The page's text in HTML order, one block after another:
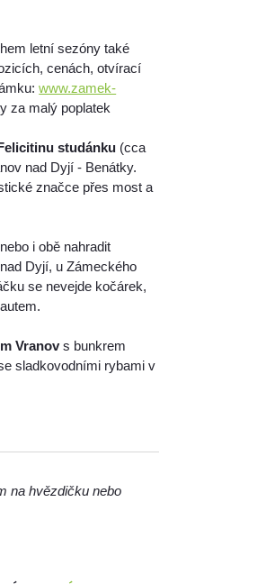
letní sezóny také
cenách, otvírací
www.zamek-
za malý poplatek
studánku (cca
nad Dyjí - Benátky.
značce přes most a
i obě nahradit
Dyjí, u Zámeckého
se nevejde kočárek,
Vranovs bunkrem
sladkovodními rybami v
na hvězdičku nebo